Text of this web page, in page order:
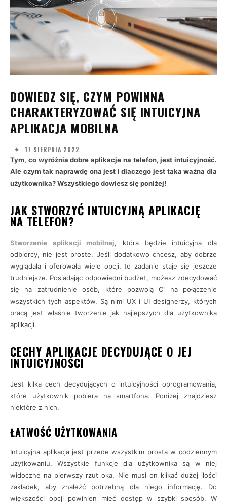
DOWIEDZ SIĘ, CZYM POWINNA
CHARAKTERYZOWAĆ SIĘ INTUICYJNA
APLIKACJA MOBILNA
17 SIERPNIA 2022
Tym, co wyróżnia dobre aplikacje na telefon, jest intuicyjność.
Ale czym tak naprawdę ona jest i dlaczego jest taka ważna dla
użytkownika? Wszystkiego dowiesz się poniżej!
JAK STWORZYĆ INTUICYJNĄ APLIKACJĘ
NA TELEFON?
Stworzenie aplikacji mobilnej, która będzie intuicyjna dla
odbiorcy, nie jest proste. Jeśli dodatkowo chcesz, aby dobrze
wyglądała i oferowała wiele opcji, to zadanie staje się jeszcze
trudniejsze. Posiadając odpowiedni budżet, możesz zdecydować
się na zatrudnienie osób, które pozwolą Ci na połączenie
wszystkich tych aspektów. Są nimi UX i UI designerzy, których
pracą jest właśnie tworzenie jak najlepszych dla użytkownika
aplikacji.
CECHY APLIKACJE DECYDUJĄCE O JEJ
INTUICYJNOŚCI
Jest kilka cech decydujących o intuicyjności oprogramowania,
które użytkownik pobiera na smartfona. Poniżej znajdziesz
niektóre z nich.
ŁATWOŚĆ UŻYTKOWANIA
Intuicyjna aplikacja jest przede wszystkim prosta w codziennym
użytkowaniu. Wszystkie funkcje dla użytkownika są w niej
widoczne na pierwszy rzut oka. Nie musi on klikać dużej ilości
zakładek, aby znaleźć potrzebną dla niego informację. Do
większości opcji powinien mieć dostęp w szybki sposób. W